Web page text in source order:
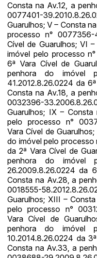
Consta na Av.12, a
0077401-
Guarulhos; V – Consta
processo n° 0077356-
Cível de Guarulhos; VI
imóvel pelo processo
6ª Vara Cível de
penhora do imóvel
41.2012.8.26.0224 da
Consta na Av.18, a
0032396-
Guarulhos; IX –
pelo processo n°
Vara Cível de
do imóvel pelo
da 2ª Vara Cível de
penhora do imóvel
26.2009.8.26.0224 da
Consta na Av.28, a
0018555-
Guarulhos; XIII –
pelo processo n°
Vara Cível de
penhora do imóvel
10.2014.8.26.0224 da
Consta na Av.33, a
Envie sua Proposta
(Art. 895, CPC)
Histórico de
Data
14/04/2025
14/04/2025
14/04/2025
Clique aqui para fazer
Habilite-se para
propostas